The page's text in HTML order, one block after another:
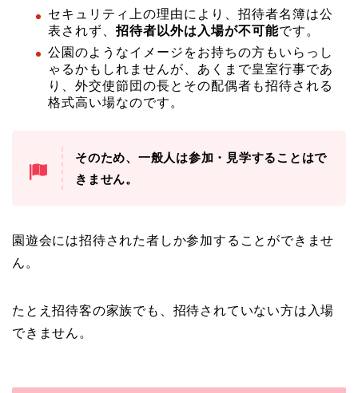
セキュリティ上の理由により、招待者名簿は公
表されず、 招待者以外は入場が不可能です。
公園のようなイメージをお持ちの方もいらっし
ゃるかもしれませんが、あくまで皇室行事であ
り、外交使節団の長とその配偶者も招待される
格式高い場なのです。
そのため、一般人は参加・見学することはで
きません。
園遊会には招待された者しか参加することができませ
ん。
たとえ招待客の家族でも、招待されていない方は入場
できません。